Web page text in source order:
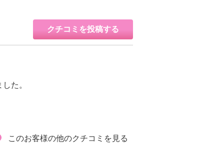
クチコミを投稿する
た。
このお客様の他のクチコミを見る